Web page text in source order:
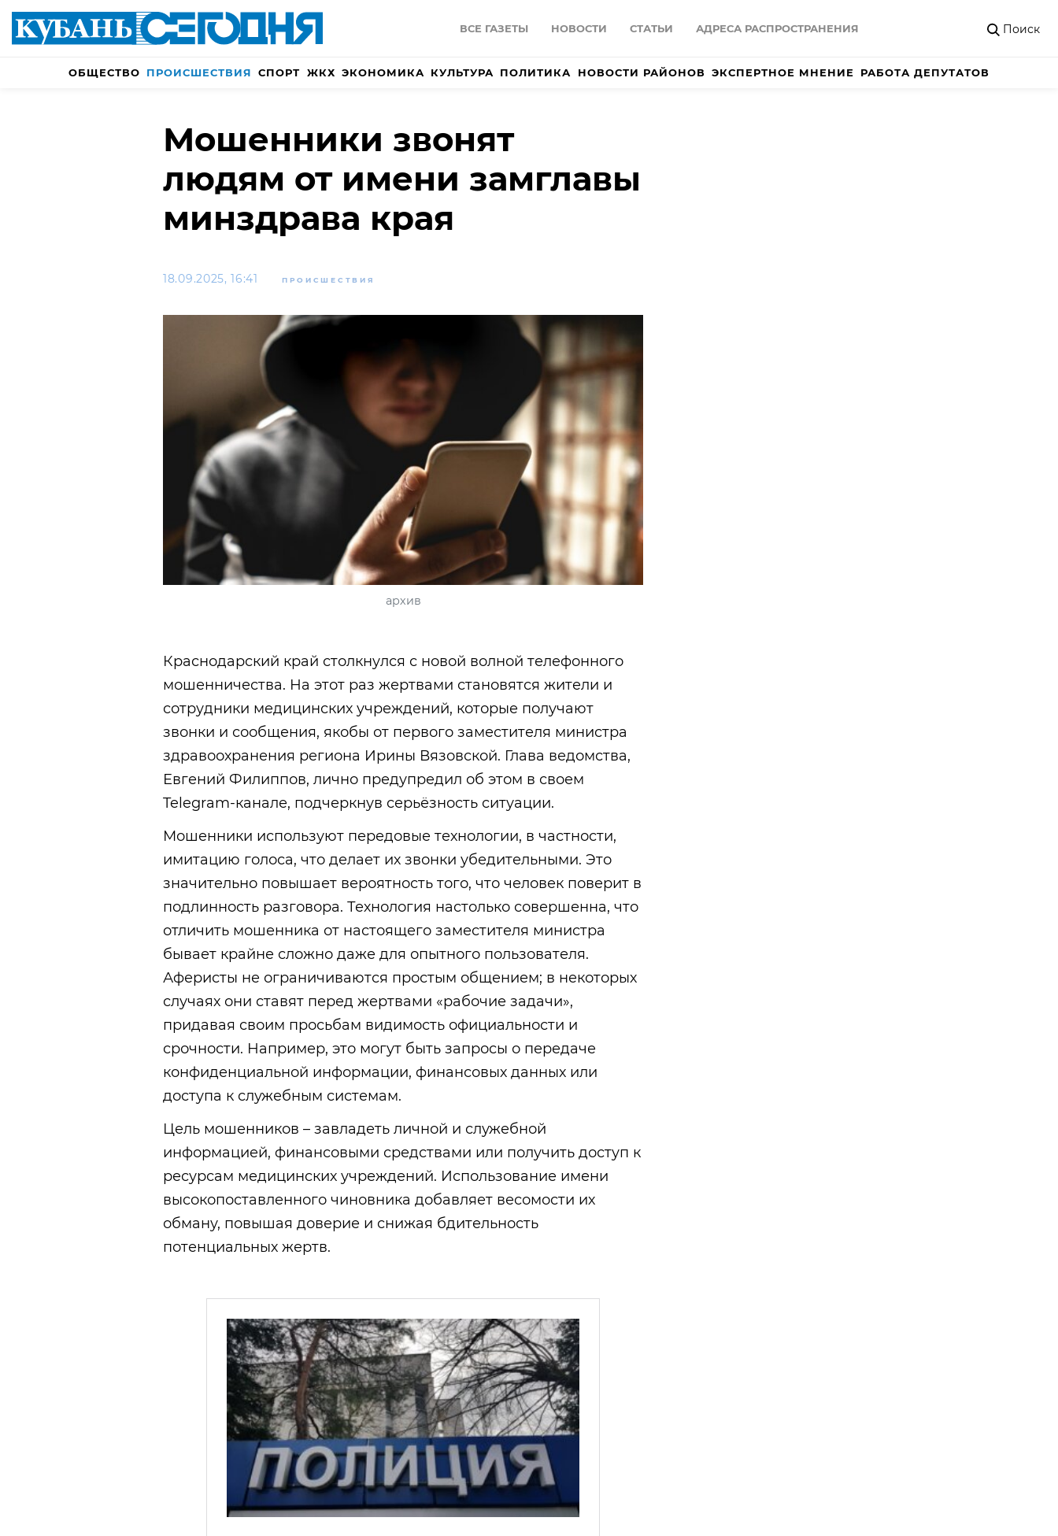
ВСЕ ГАЗЕТЫ НОВОСТИ СТАТЬИ АДРЕСА РАСПРОСТРАНЕНИЯ Поиск
ОБЩЕСТВО ПРОИСШЕСТВИЯ СПОРТ ЖКХ ЭКОНОМИКА КУЛЬТУРА ПОЛИТИКА НОВОСТИ РАЙОНОВ ЭКСПЕРТНОЕ МНЕНИЕ РАБОТА ДЕПУТАТОВ
Мошенники звонят
людям от имени замглавы
минздрава края
18.09.2025, 16:41 ПРОИСШЕСТВИЯ
архив
Краснодарский край столкнулся с новой волной телефонного
мошенничества. На этот раз жертвами становятся жители и
сотрудники медицинских учреждений, которые получают
звонки и сообщения, якобы от первого заместителя министра
здравоохранения региона Ирины Вязовской. Глава ведомства,
Евгений Филиппов, лично предупредил об этом в своем
Telegram-канале, подчеркнув серьёзность ситуации.
Мошенники используют передовые технологии, в частности,
имитацию голоса, что делает их звонки убедительными. Это
значительно повышает вероятность того, что человек поверит в
подлинность разговора. Технология настолько совершенна, что
отличить мошенника от настоящего заместителя министра
бывает крайне сложно даже для опытного пользователя.
Аферисты не ограничиваются простым общением; в некоторых
случаях они ставят перед жертвами «рабочие задачи»,
придавая своим просьбам видимость официальности и
срочности. Например, это могут быть запросы о передаче
конфиденциальной информации, финансовых данных или
доступа к служебным системам.
Цель мошенников – завладеть личной и служебной
информацией, финансовыми средствами или получить доступ к
ресурсам медицинских учреждений. Использование имени
высокопоставленного чиновника добавляет весомости их
обману, повышая доверие и снижая бдительность
потенциальных жертв.